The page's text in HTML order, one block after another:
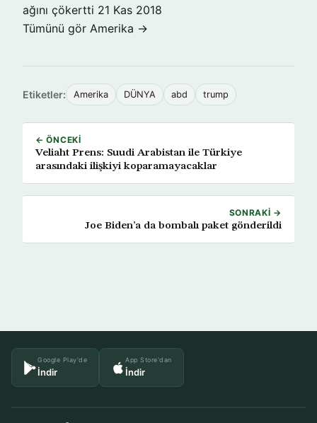
ağını çökertti 21 Kas 2018
Tümünü gör Amerika →
Etiketler: Amerika DÜNYA abd trump
← ÖNCEKI
Veliaht Prens: Suudi Arabistan ile Türkiye
arasındaki ilişkiyi koparamayacaklar
SONRAKI →
Joe Biden’a da bombalı paket gönderildi
Google Play'de
İndir
App Store'dan
İndir